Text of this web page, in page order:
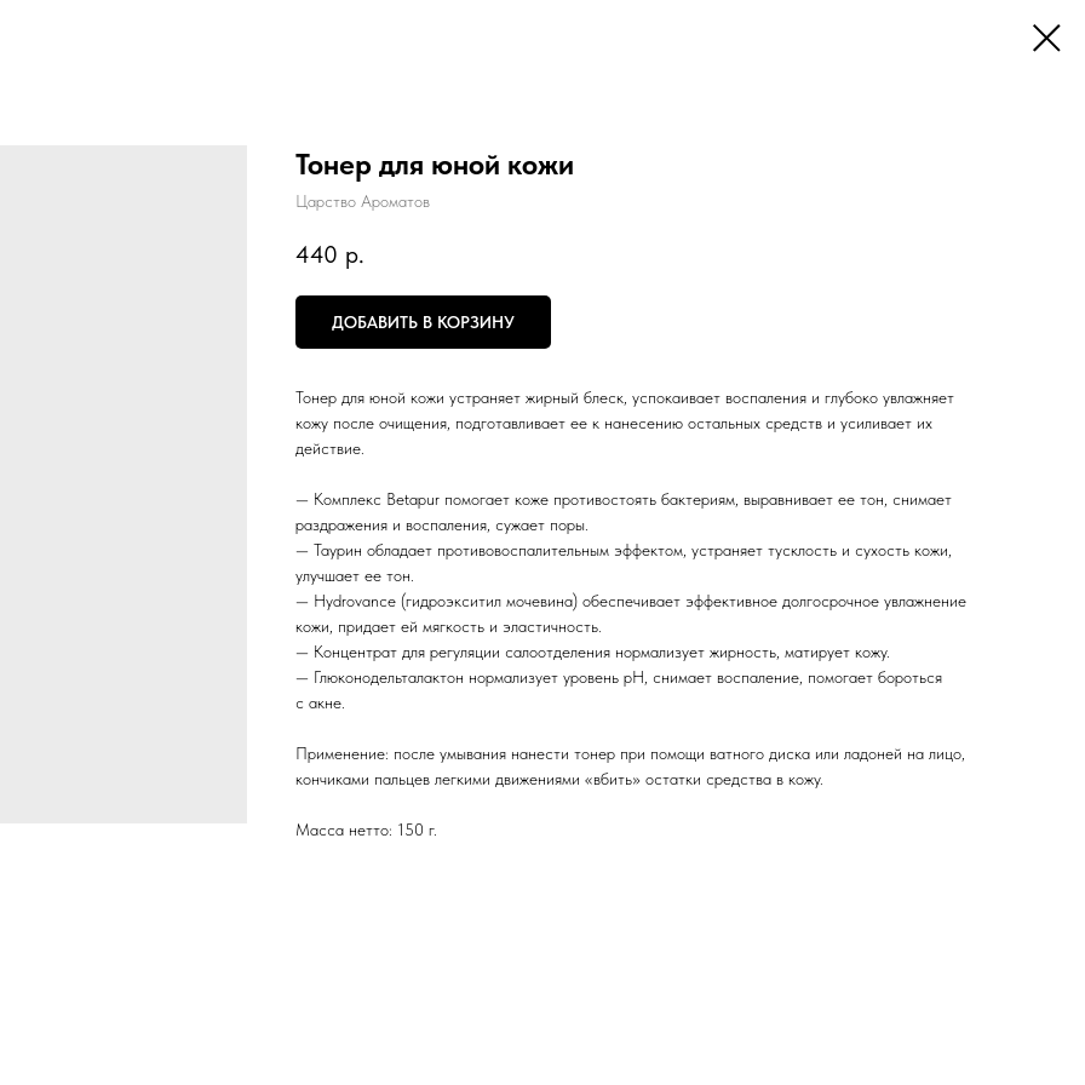
Тонер для юной кожи
Царство Ароматов
440 р.
ДОБАВИТЬ В КОРЗИНУ
Тонер для юной кожи устраняет жирный блеск, успокаивает воспаления и глубоко увлажняет
кожу после очищения, подготавливает ее к нанесению остальных средств и усиливает их
действие.
— Комплекс Betapur помогает коже противостоять бактериям, выравнивает ее тон, снимает
раздражения и воспаления, сужает поры.
— Таурин обладает противовоспалительным эффектом, устраняет тусклость и сухость кожи,
улучшает ее тон.
— Hydrovance (гидроэкситил мочевина) обеспечивает эффективное долгосрочное увлажнение
кожи, придает ей мягкость и эластичность.
— Концентрат для регуляции салоотделения нормализует жирность, матирует кожу.
— Глюконодельталактон нормализует уровень pH, снимает воспаление, помогает бороться
с акне.
Применение: после умывания нанести тонер при помощи ватного диска или ладоней на лицо,
кончиками пальцев легкими движениями «вбить» остатки средства в кожу.
Масса нетто: 150 г.